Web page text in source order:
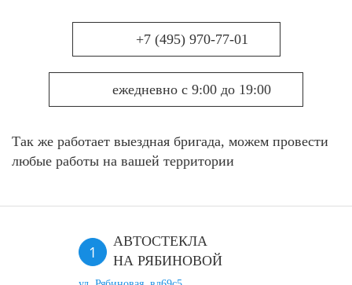
+7 (495) 970-77-01
ежедневно с 9:00 до 19:00
Так же работает выездная бригада, можем провести
любые работы на вашей территории
АВТОСТЕКЛА
НА РЯБИНОВОЙ